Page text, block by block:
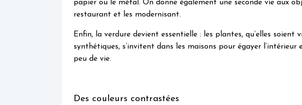
papier ou le métal. On donne également une seconde vie aux
restaurant et les modernisant.
Enfin, la verdure devient essentielle : les plantes, qu’elles soient
synthétiques, s’invitent dans les maisons pour égayer l’intérieur
peu de vie.
Des couleurs contrastées